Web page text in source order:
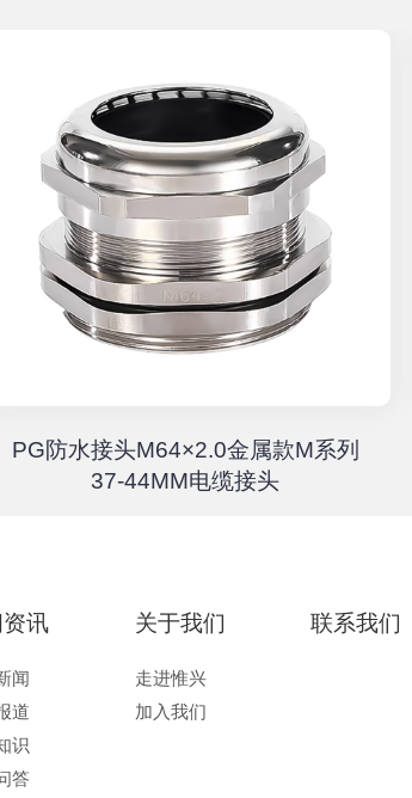
PG防水接头M64×2.0金属款M系列
37-44MM电缆接头
讯
闻
道
识
答
关于我们
走进惟兴
加入我们
联系我们